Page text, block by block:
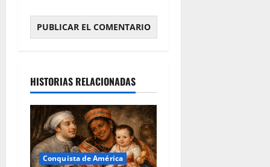
HISTORIAS RELACIONADAS
Conquista de América